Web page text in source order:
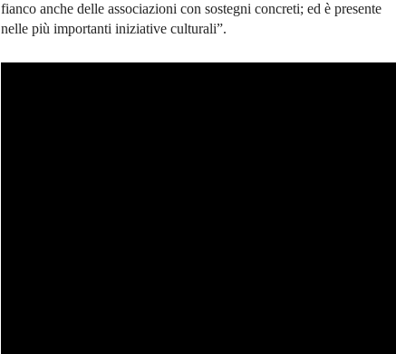
fianco anche delle associazioni con sostegni concreti; ed è presente
nelle più importanti iniziative culturali”.